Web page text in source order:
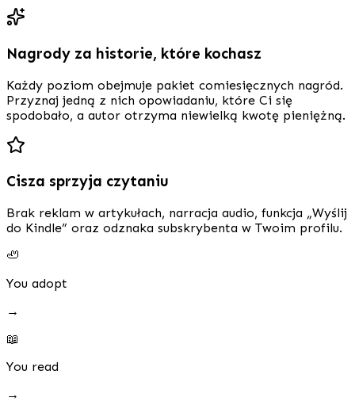
Nagrody za historie, które kochasz
Każdy poziom obejmuje pakiet comiesięcznych nagród.
Przyznaj jedną z nich opowiadaniu, które Ci się
spodobało, a autor otrzyma niewielką kwotę pieniężną.
Cisza sprzyja czytaniu
Brak reklam w artykułach, narracja audio, funkcja „Wyślij
do Kindle” oraz odznaka subskrybenta w Twoim profilu.
🦥
You adopt
→
📖
You read
→